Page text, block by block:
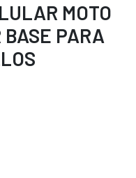
MOTO
BASE PARA